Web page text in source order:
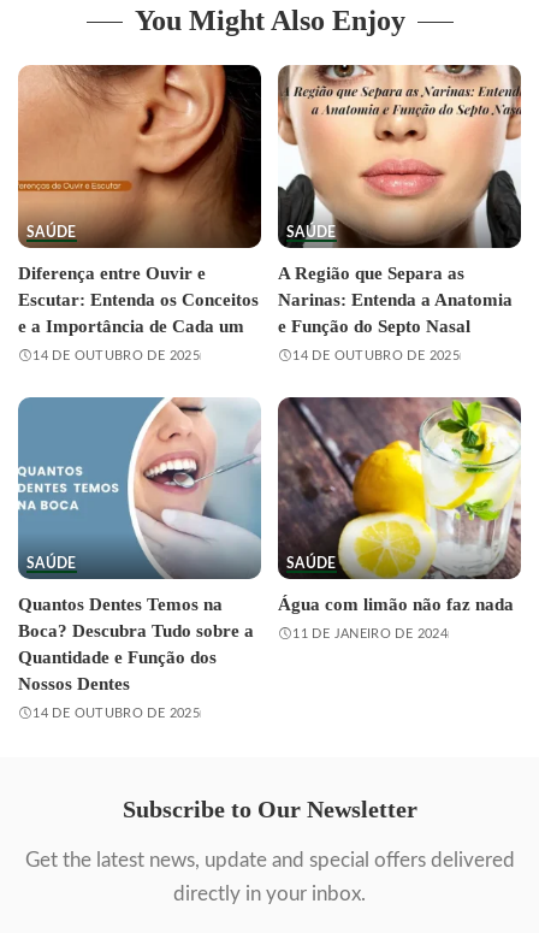
You Might Also Enjoy
SAÚDE
Diferença entre Ouvir e
Escutar: Entenda os Conceitos
e a Importância de Cada um
14 DE OUTUBRO DE 2025
SAÚDE
A Região que Separa as
Narinas: Entenda a Anatomia
e Função do Septo Nasal
14 DE OUTUBRO DE 2025
SAÚDE
Quantos Dentes Temos na
Boca? Descubra Tudo sobre a
Quantidade e Função dos
Nossos Dentes
14 DE OUTUBRO DE 2025
SAÚDE
Água com limão não faz nada
11 DE JANEIRO DE 2024
Subscribe to Our Newsletter
Get the latest news, update and special offers delivered
directly in your inbox.